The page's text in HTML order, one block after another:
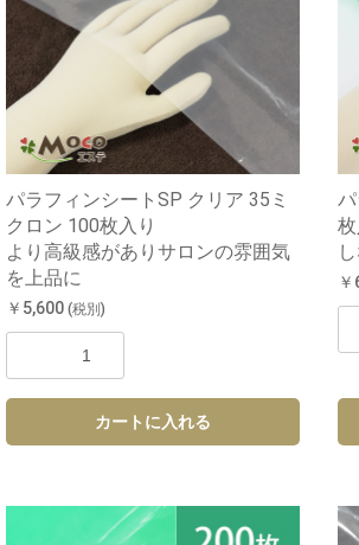
パラフィンシートSP クリア 35ミ
クロン 100枚入り
より高級感がありサロンの雰囲気
を上品に
￥5,600 (税別)
カートに入れる
枚